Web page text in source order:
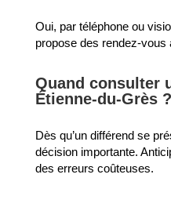
Oui, par téléphone ou
propose des rendez-vous
Quand consulter
Étienne-du-Grès ?
Dès qu’un différend se
décision importante.
des erreurs coûteuses.